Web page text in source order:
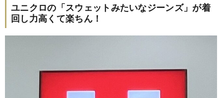
ユニクロの「スウェットみたいなジーンズ」が着
回し力高くて楽ちん！